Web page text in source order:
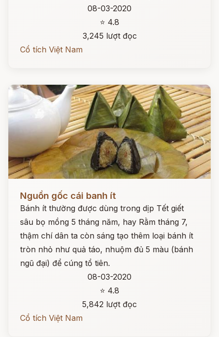
08-03-2020
⭐ 4.8
3,245 lượt đọc
Cổ tích Việt Nam
Đọc ngay
Nguồn gốc cái banh ít
Bánh ít thường được dùng trong dịp Tết giết
sâu bọ mồng 5 tháng năm, hay Rằm tháng 7,
thậm chí dân ta còn sáng tạo thêm loại bánh ít
tròn nhỏ như quả táo, nhuộm đủ 5 màu (bánh
ngũ đại) để cúng tổ tiên.
08-03-2020
⭐ 4.8
5,842 lượt đọc
Cổ tích Việt Nam